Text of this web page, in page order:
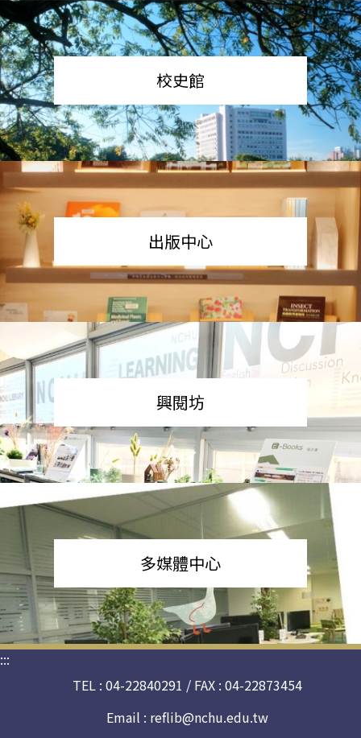
校史館
出版中心
興閱坊
多媒體中心
:::
TEL : 04-22840291 / FAX : 04-22873454
Email : reflib@nchu.edu.tw